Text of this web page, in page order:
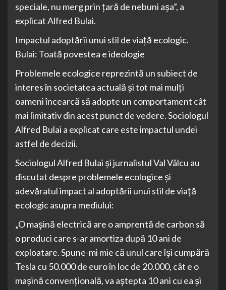
speciale, nu merg prin țară de nebuni așa”, a
explicat Alfred Bulai.
Impactul adoptării unui stil de viață ecologic.
Bulai: Toată povestea e ideologie
Problemele ecologice reprezintă un subiect de
interes în societatea actuală și tot mai mulți
oameni încearcă să adopte un comportament cât
mai limitativ din acest punct de vedere. Sociologul
Alfred Bulai a explicat care este impactul undei
astfel de decizii.
Sociologul Alfred Bulai și jurnalistul Val Vâlcu au
discutat despre problemele ecologice și
adevăratul impact al adoptării unui stil de viață
ecologic asupra mediului:
„O mașină electrică are o amprentă de carbon să
o produci care s-ar amortiza după 10 ani de
exploatare. Spune-mi mie că unul care își cumpără
Tesla cu 50.000 de euro în loc de 20.000, cât e o
maşină convenţională, va aștepta 10 ani cu ea și